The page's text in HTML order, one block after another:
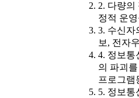
2. 다량의
정적 운
3. 수신자
보, 전자
4. 정보통
의 파괴
프로그램
5. 정보통